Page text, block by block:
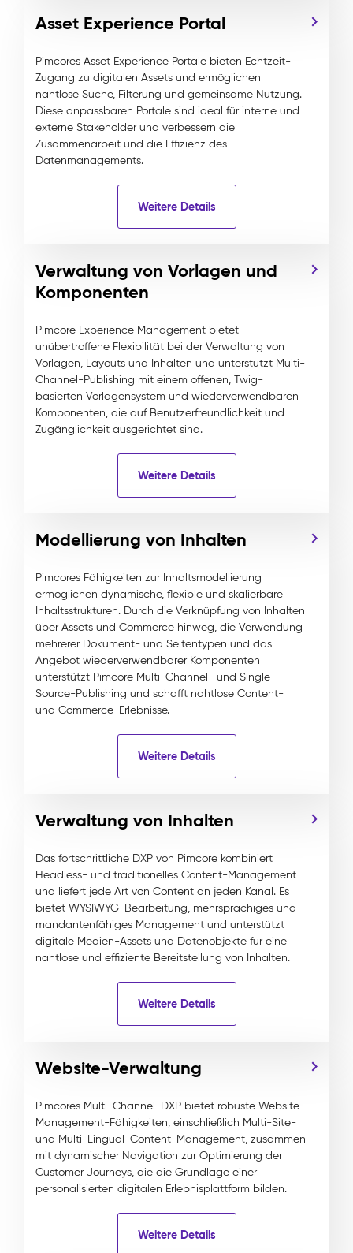
Asset Experience Portal
Pimcores Asset Experience Portale bieten Echtzeit-
Zugang zu digitalen Assets und ermöglichen
nahtlose Suche, Filterung und gemeinsame Nutzung.
Diese anpassbaren Portale sind ideal für interne und
externe Stakeholder und verbessern die
Zusammenarbeit und die Effizienz des
Datenmanagements.
Weitere Details
Verwaltung von Vorlagen und
Komponenten
Pimcore Experience Management bietet
unübertroffene Flexibilität bei der Verwaltung von
Vorlagen, Layouts und Inhalten und unterstützt Multi-
Channel-Publishing mit einem offenen, Twig-
basierten Vorlagensystem und wiederverwendbaren
Komponenten, die auf Benutzerfreundlichkeit und
Zugänglichkeit ausgerichtet sind.
Weitere Details
Modellierung von Inhalten
Pimcores Fähigkeiten zur Inhaltsmodellierung
ermöglichen dynamische, flexible und skalierbare
Inhaltsstrukturen. Durch die Verknüpfung von Inhalten
über Assets und Commerce hinweg, die Verwendung
mehrerer Dokument- und Seitentypen und das
Angebot wiederverwendbarer Komponenten
unterstützt Pimcore Multi-Channel- und Single-
Source-Publishing und schafft nahtlose Content-
und Commerce-Erlebnisse.
Weitere Details
Verwaltung von Inhalten
Das fortschrittliche DXP von Pimcore kombiniert
Headless- und traditionelles Content-Management
und liefert jede Art von Content an jeden Kanal. Es
bietet WYSIWYG-Bearbeitung, mehrsprachiges und
mandantenfähiges Management und unterstützt
digitale Medien-Assets und Datenobjekte für eine
nahtlose und effiziente Bereitstellung von Inhalten.
Weitere Details
Website-Verwaltung
Pimcores Multi-Channel-DXP bietet robuste Website-
Management-Fähigkeiten, einschließlich Multi-Site-
und Multi-Lingual-Content-Management, zusammen
mit dynamischer Navigation zur Optimierung der
Customer Journeys, die die Grundlage einer
personalisierten digitalen Erlebnisplattform bilden.
Weitere Details